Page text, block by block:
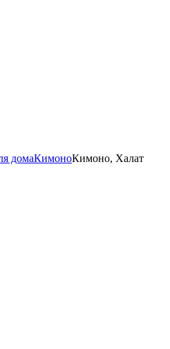
домаКимоноКимоно, Халат